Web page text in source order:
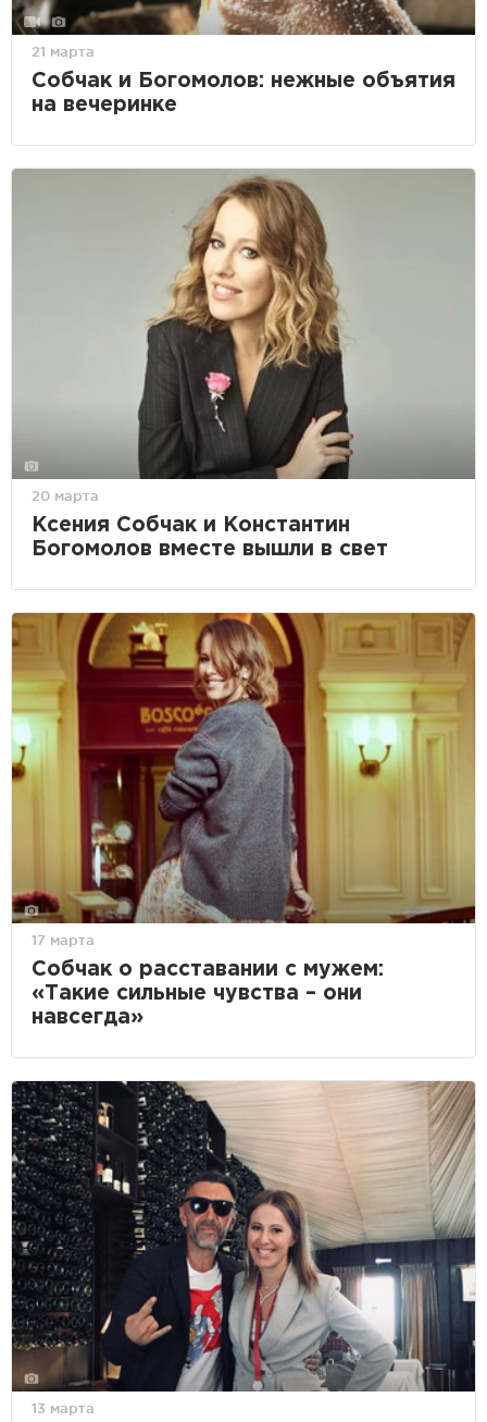
21 марта
Собчак и Богомолов: нежные объятия
на вечеринке
20 марта
Ксения Собчак и Константин
Богомолов вместе вышли в свет
17 марта
Собчак о расставании с мужем:
«Такие сильные чувства – они
навсегда»
13 марта